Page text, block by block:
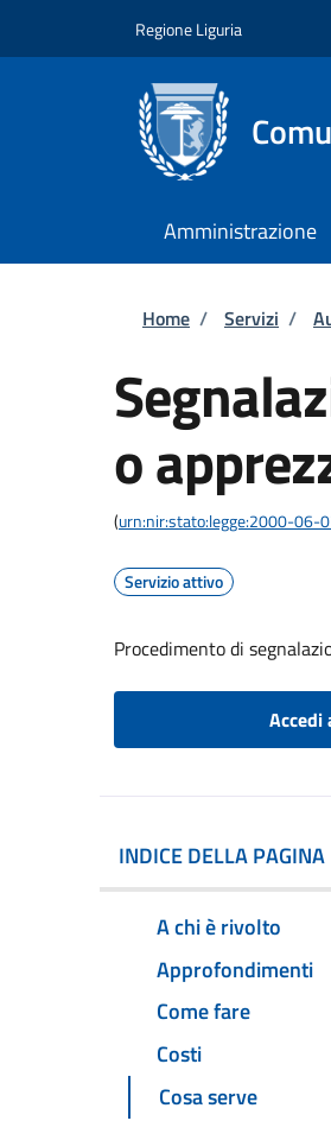
Regione Liguria
Amministrazione
Briciole
Home / Servizi /
o
(urn:nir:stato:legge:2000-06-
Servizio attivo
Procedimento di
Accedi
INDICE DELLA PAGINA
A chi è rivolto
Approfondimenti
Come fare
Costi
Cosa serve